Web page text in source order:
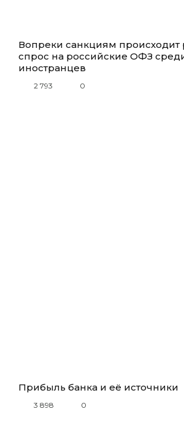
Вопреки санкциям
спрос на российские ОФЗ
иностранцев
2 793 0
Прибыль банка и её источники
3 898 0